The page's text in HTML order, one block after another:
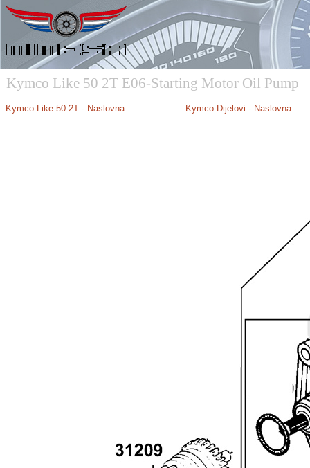
Kymco Like 50 2T E06-Starting Motor Oil Pump
Kymco Like 50 2T - Naslovna Kymco Dijelovi - Naslovna